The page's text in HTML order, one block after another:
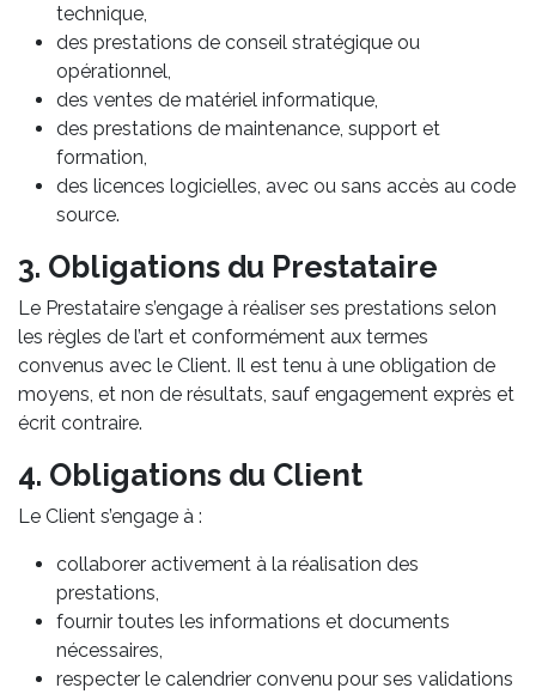
technique,
des prestations de conseil stratégique ou
opérationnel,
des ventes de matériel informatique,
des prestations de maintenance, support et
formation,
des licences logicielles, avec ou sans accès au code
source.
3. Obligations du Prestataire
Le Prestataire s’engage à réaliser ses prestations selon
les règles de l’art et conformément aux termes
convenus avec le Client. Il est tenu à une obligation de
moyens, et non de résultats, sauf engagement exprès et
écrit contraire.
4. Obligations du Client
Le Client s’engage à :
collaborer activement à la réalisation des
prestations,
fournir toutes les informations et documents
nécessaires,
respecter le calendrier convenu pour ses validations